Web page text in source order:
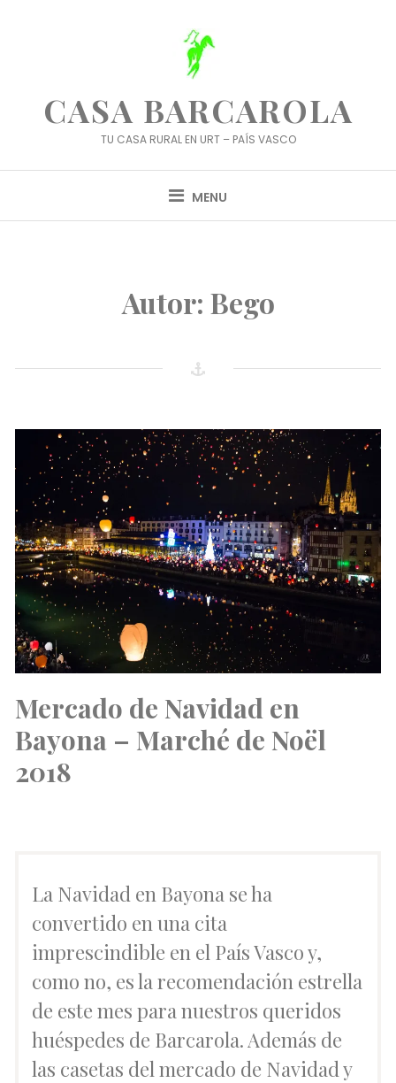
CASA BARCAROLA
TU CASA RURAL EN URT – PAÍS VASCO
MENU
Autor: Bego
Mercado de Navidad en
Bayona – Marché de Noël
2018
La Navidad en Bayona se ha
convertido en una cita
imprescindible en el País Vasco y,
como no, es la recomendación estrella
de este mes para nuestros queridos
huéspedes de Barcarola. Además de
las casetas del mercado de Navidad y